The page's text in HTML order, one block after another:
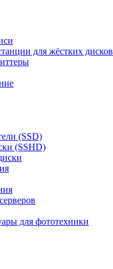
для жёстких дисков
(SSD)
(SSHD)
для фототехники